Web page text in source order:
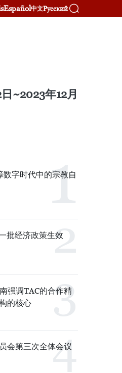
Español中文Русский
~2023年12月
数字时代中的宗教自
批经济政策生效
强调TAC的合作精
的核心
会第三次全体会议